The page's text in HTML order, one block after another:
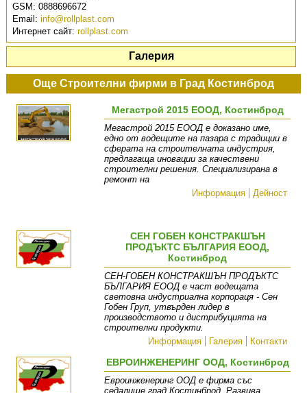
GSM:0888696672
Email:info@rollplast.com
Интернет сайт:rollplast.com
Галерия
Още Строителни фирми в Град Костинброд
Мегастрой 2015 ЕООД, Костинброд
Мегастрой 2015 ЕООД е доказано име,
едно от водещите на пазара с традиции в
сферата на строителната индустрия,
предлагаща иновации за качествени
строителни решения. Специализирана в
ремонт на
Информация
Дейност
СЕН ГОБЕН КОНСТРАКШЪН
ПРОДЪКТС БЪЛГАРИЯ ЕООД,
Костинброд
СЕН-ГОБЕН КОНСТРАКШЪН ПРОДЪКТС
БЪЛГАРИЯ ЕООД е част водещата
световна индустриална корпораця - Сен
Гобен Груп, утвърден лидер в
производството и дистрибуцията на
строителни продукти.
Информация
Галерия Контакти
ЕВРОИНЖЕНЕРИНГ ООД, Костинброд
Евроинженеринг ООД е фирма със
седалище град Костинброд. Развива